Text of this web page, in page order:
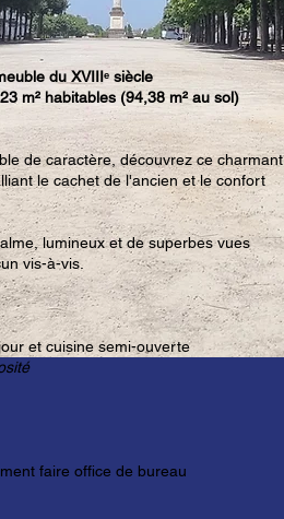
du XVIIIᵉ siècle
m² habitables (94,38 m² au sol)
de caractère, découvrez ce charmant
le cachet de l'ancien et le confort
lumineux et de superbes vues
vis-à-vis.
et cuisine semi-ouverte
faire office de bureau